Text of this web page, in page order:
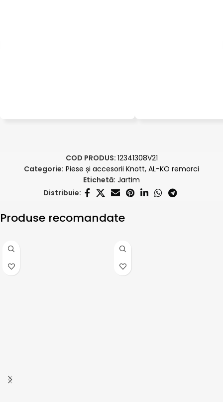
COD PRODUS: 12341308V21
Categorie: Piese și accesorii Knott, AL-KO remorci
Etichetă: Jartim
Distribuie:
Produse recomandate